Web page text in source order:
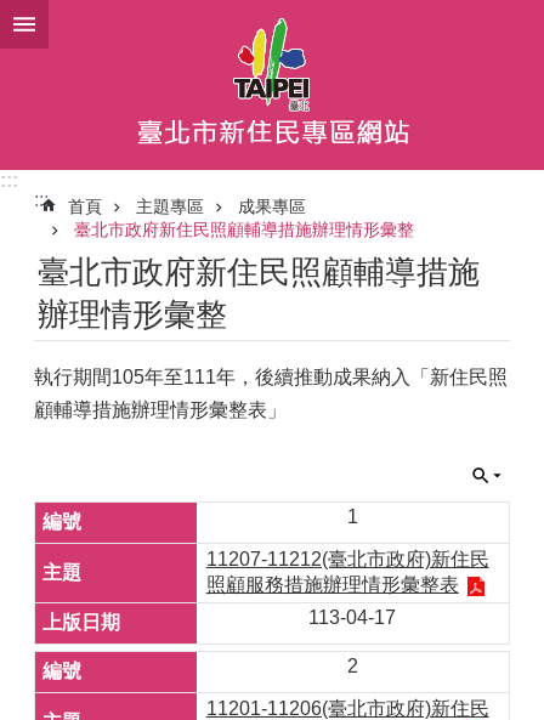
跳到主要內容區塊
:::
:::
首頁 主題專區
成果專區
臺北市政府新住民照顧輔導措施辦理情形彙整
臺北市政府新住民照顧輔導措施
辦理情形彙整
執行期間105年至111年，後續推動成果納入「新住民照
顧輔導措施辦理情形彙整表」
1
11207-11212(臺北市政府)新住民
照顧服務措施辦理情形彙整表
113-04-17
2
11201-11206(臺北市政府)新住民